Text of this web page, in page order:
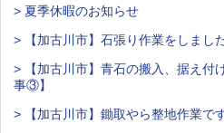
> 夏季休暇のお知らせ
> 【加古川市】石張り作業をしまし
> 【加古川市】青石の搬入、据え付
事③】
> 【加古川市】鋤取やら整地作業で